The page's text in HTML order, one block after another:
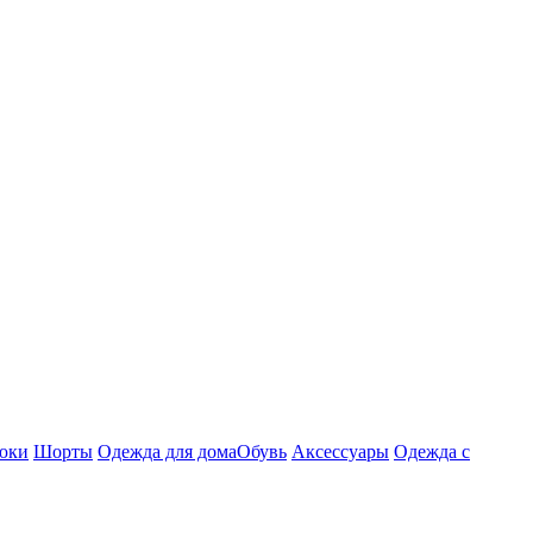
Шорты Одежда для домаОбувь Аксессуары Одежда с